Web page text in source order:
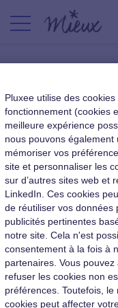
L’une des
motiver
|12 février 2016
Pluxee utilise des
fonctionnement (cookies
meilleure expérience
nous pouvons
mémoriser vos
site et personnaliser les
sur d’autres sites web et
LinkedIn. Ces cookies
de réutiliser vos données
publicités pertinentes
notre site. Cela n'est
consentement à la fois à
partenaires. Vous
refuser les cookies non
préférences. Toutefois,
cookies peut affecter